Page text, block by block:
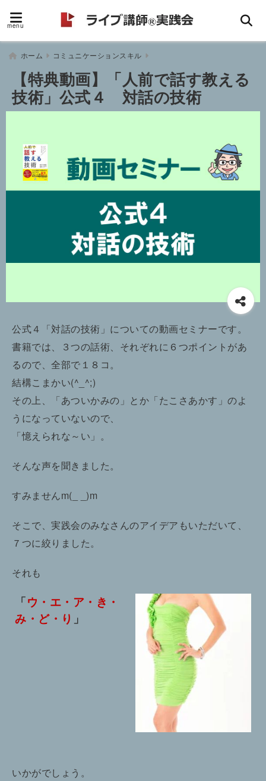
menu
ホーム コミュニケーションスキル
【特典動画】「人前で話す教える
技術」公式４ 対話の技術
公式４「対話の技術」についての動画セミナーです。
書籍では、３つの話術、それぞれに６つポイントがあ
るので、全部で１８コ。
結構こまかい(^_^;)
その上、「あついかみの」とか「たこさあかす」のよ
うになっていないので、
「憶えられな～い」。
そんな声を聞きました。
すみませんm(_ _)m
そこで、実践会のみなさんのアイデアもいただいて、
７つに絞りました。
それも
「ウ・エ・ア・き・
み・ど・り 」
いかがでしょう。